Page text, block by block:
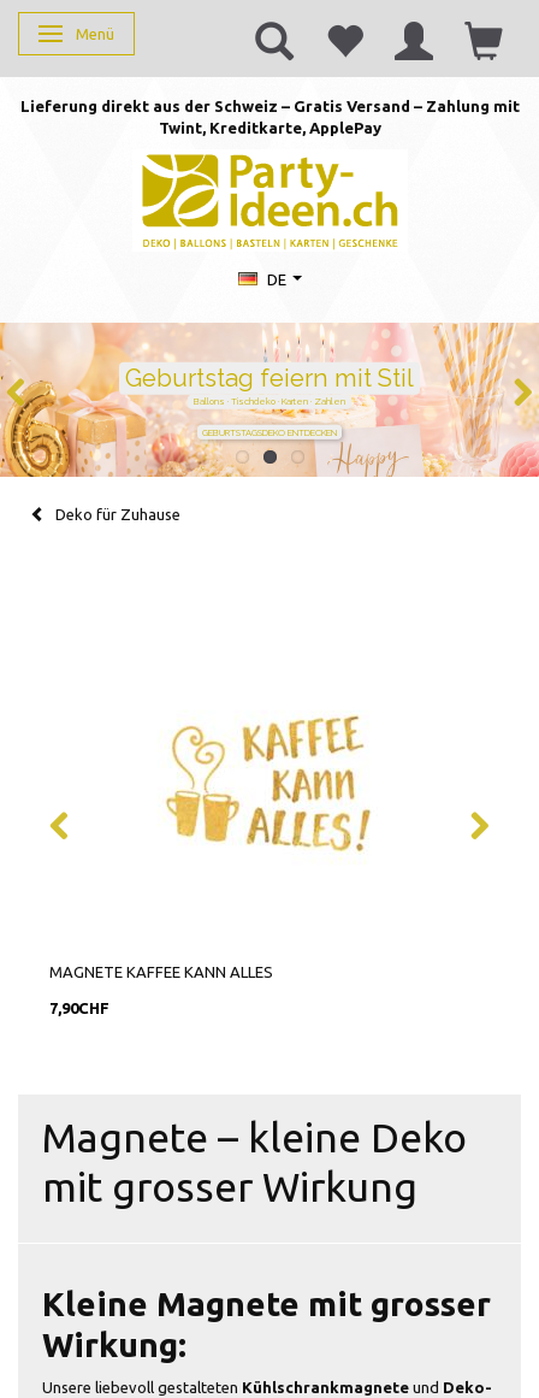
Anzeige ändern
Menü
Lieferung direkt aus der Schweiz – Gratis Versand – Zahlung mit
Twint, Kreditkarte, ApplePay
DE
Duftkerzen mit Zahlen –
persönlich schenken von 1 bis
105
Handgegossen · stilvoll · perfekt für jeden Geburtstag
JETZT ZAHL WÄHLEN
Deko für Zuhause
MAGNETE KAFFEE KANN ALLES
7,90CHF
Magnete – kleine Deko
mit grosser Wirkung
Kleine Magnete mit grosser
Wirkung:
Unsere liebevoll gestalteten Kühlschrankmagnete und Deko-